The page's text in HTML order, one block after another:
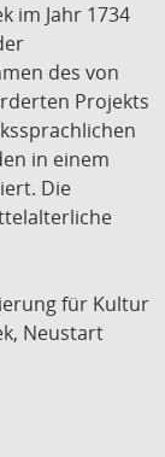
im Jahr 1734
des von
Projekts
in einem
Die
für Kultur
Neustart